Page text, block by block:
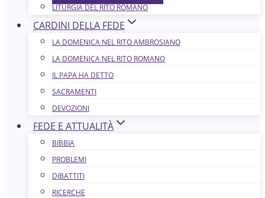
LITURGIA DEL RITO ROMANO
CARDINI DELLA FEDE
LA DOMENICA NEL R​​​​​​ITO AMBROSIANO
LA DOMENICA NEL RITO ROMANO
IL PAPA HA DETTO
SACRAMENTI
DEVOZIONI
FEDE E ATTUALITÀ
BIBBIA
PROBLEMI
DIBATTITI
RICERCHE